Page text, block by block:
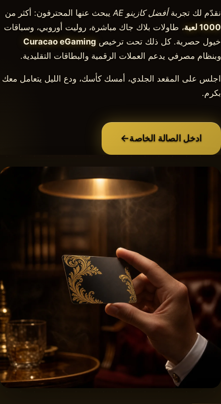
نقدّم لك تجربةأفضل كازينو AE
يبحث عنها المحترفون: أكثر من
1000 لعبة
، طاولات بلاك جاك مباشرة، روليت أوروبي، وسباقات
خيول حصرية. كل ذلك تحت ترخيص Curacao eGaming
وبنظام مصرفي يدعم العملات الرقمية والبطاقات التقليدية.
اجلس على المقعد الجلدي، أمسك كأسك، ودع الليل يتعامل معك
بكرم.
ادخل الصالة الخاصة←